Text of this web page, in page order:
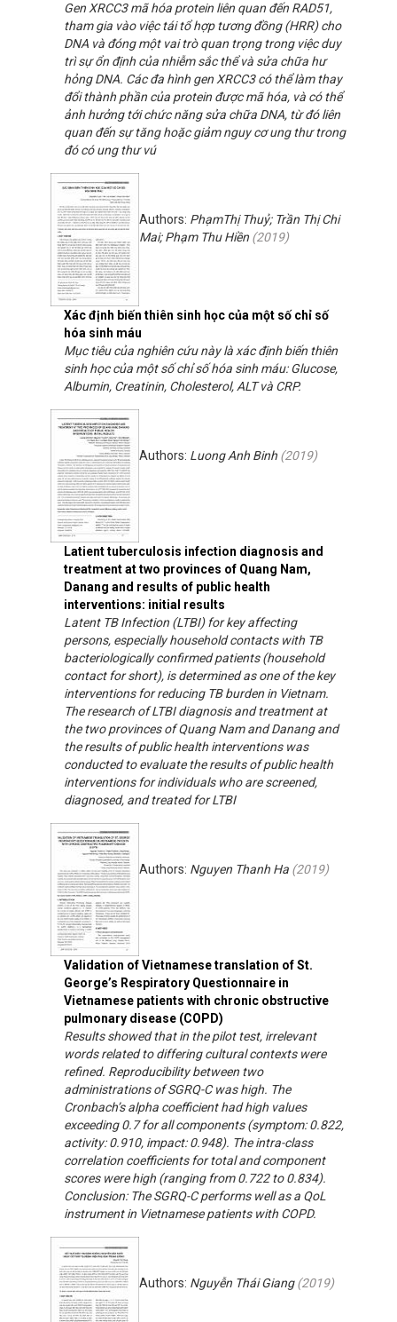
Gen XRCC3 mã hóa protein liên quan đến RAD51,
tham gia vào việc tái tổ hợp tương đồng (HRR) cho
DNA và đóng một vai trò quan trọng trong việc duy
trì sự ổn định của nhiễm sắc thể và sửa chữa hư
hỏng DNA. Các đa hình gen XRCC3 có thể làm thay
đổi thành phần của protein được mã hóa, và có thể
ảnh hưởng tới chức năng sửa chữa DNA, từ đó liên
quan đến sự tăng hoặc giảm nguy cơ ung thư trong
đó có ung thư vú
Xác định biến thiên sinh học của một số chỉ số
hóa sinh máu
Authors: PhạmThị Thuỷ; Trần Thị Chi
Mai; Phạm Thu Hiền (2019)
Mục tiêu của nghiên cứu này là xác định biến thiên
sinh học của một số chỉ số hóa sinh máu: Glucose,
Albumin, Creatinin, Cholesterol, ALT và CRP.
Latient tuberculosis infection diagnosis and
treatment at two provinces of Quang Nam,
Danang and results of public health
interventions: initial results
Authors: Luong Anh Binh (2019)
Latent TB Infection (LTBI) for key affecting
persons, especially household contacts with TB
bacteriologically confirmed patients (household
contact for short), is determined as one of the key
interventions for reducing TB burden in Vietnam.
The research of LTBI diagnosis and treatment at
the two provinces of Quang Nam and Danang and
the results of public health interventions was
conducted to evaluate the results of public health
interventions for individuals who are screened,
diagnosed, and treated for LTBI
Validation of Vietnamese translation of St.
George’s Respiratory Questionnaire in
Vietnamese patients with chronic obstructive
pulmonary disease (COPD)
Authors: Nguyen Thanh Ha (2019)
Results showed that in the pilot test, irrelevant
words related to differing cultural contexts were
refined. Reproducibility between two
administrations of SGRQ-C was high. The
Cronbach’s alpha coefficient had high values
exceeding 0.7 for all components (symptom: 0.822,
activity: 0.910, impact: 0.948). The intra-class
correlation coefficients for total and component
scores were high (ranging from 0.722 to 0.834).
Conclusion: The SGRQ-C performs well as a QoL
instrument in Vietnamese patients with COPD.
Authors: Nguyễn Thái Giang(2019)